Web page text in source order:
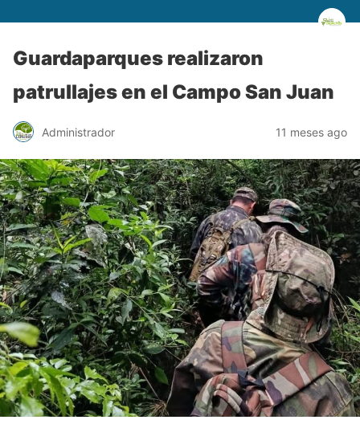
Guardaparques realizaron
patrullajes en el Campo San Juan
Administrador 11 meses ago